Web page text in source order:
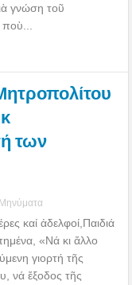
γνώση τοῦ
των
Μηνύματα
καί ἀδελφοί,Παιδιά
«Νά κι ἄλλο
γιορτή τῆς
νά ἔξοδος τῆς